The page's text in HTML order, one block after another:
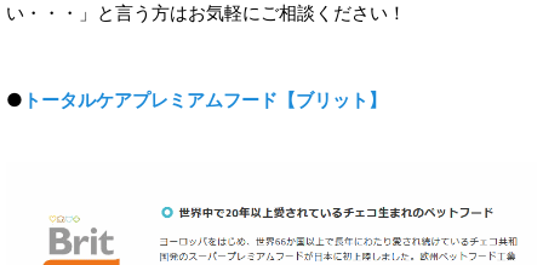
い・・・」と言う方はお気軽にご相談ください！
● トータルケアプレミアムフード【ブリット】